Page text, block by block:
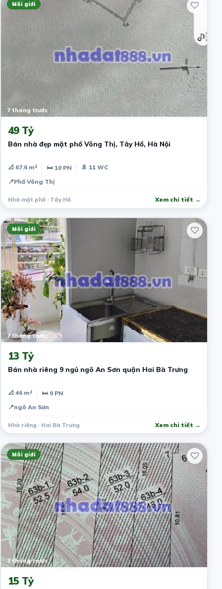
Môi giới
7 tháng trước
49 Tỷ
Bán nhà đẹp mặt phố Võng Thị, Tây Hồ, Hà Nội
📐 67.6 m² 🛏 10 PN
🚿 11 WC
📍Phố Võng Thị
Nhà mặt phố · Tây Hồ Xem chi tiết →
Môi giới
7 tháng trước
13 Tỷ
Bán nhà riêng 9 ngủ ngõ An Sơn quận Hai Bà Trưng
📐 46 m²
🛏 9 PN
📍ngõ An Sơn
Nhà riêng · Hai Bà Trưng Xem chi tiết →
Môi giới
7 tháng trước
15 Tỷ